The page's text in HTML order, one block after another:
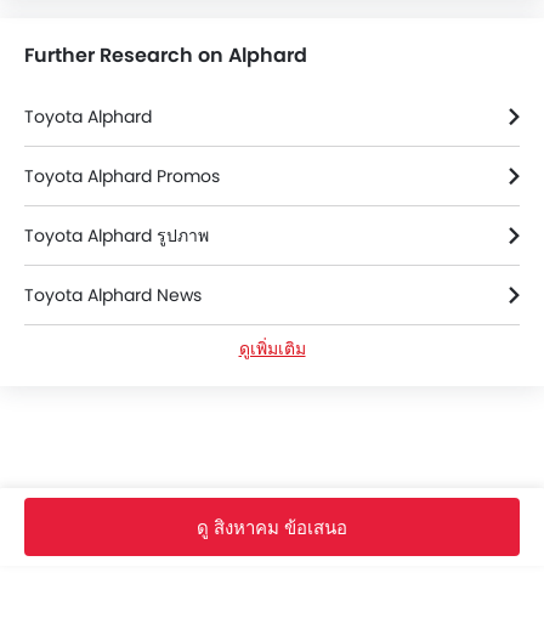
Further Research on Alphard
Toyota Alphard
Toyota Alphard Promos
Toyota Alphard รูปภาพ
Toyota Alphard News
Toyota Alphard ข้อมูลจำเพาะดูเพิ่มเติม
ดู สิงหาคม ข้อเสนอ